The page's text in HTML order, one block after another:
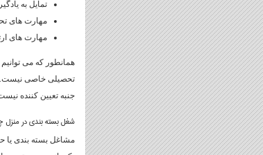
تمایل به
مهارت های
مهارت های
همانطور که می
تحصیلی خاصی نیست.
جنبه تعیین کننده
شغل بسته بندی در منزل
مشاغل بسته بندی یا